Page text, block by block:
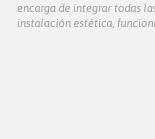
encarga de integrar todas
instalación estética,